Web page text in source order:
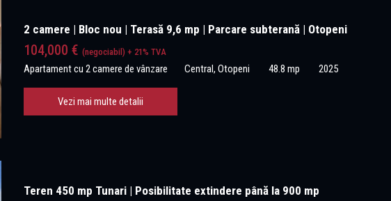
2 camere | Bloc nou | Terasă 9,6 mp | Parcare subterană | Otopeni
104,000 € (negociabil) + 21% TVA
Apartament cu 2 camere de vânzare Central, Otopeni 48.8 mp 2025
Vezi mai multe detalii
Teren 450 mp Tunari | Posibilitate extindere până la 900 mp